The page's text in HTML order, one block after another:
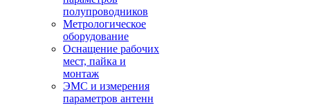
полупроводников
Метрологическое
оборудование
Оснащение рабочих
мест, пайка и
монтаж
ЭМС и измерения
параметров антенн